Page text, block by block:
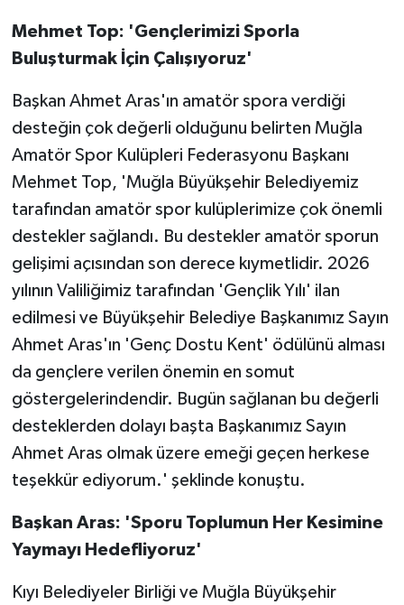
Mehmet Top: 'Gençlerimizi Sporla
Buluşturmak İçin Çalışıyoruz'
Başkan Ahmet Aras'ın amatör spora verdiği
desteğin çok değerli olduğunu belirten Muğla
Amatör Spor Kulüpleri Federasyonu Başkanı
Mehmet Top, 'Muğla Büyükşehir Belediyemiz
tarafından amatör spor kulüplerimize çok önemli
destekler sağlandı. Bu destekler amatör sporun
gelişimi açısından son derece kıymetlidir. 2026
yılının Valiliğimiz tarafından 'Gençlik Yılı' ilan
edilmesi ve Büyükşehir Belediye Başkanımız Sayın
Ahmet Aras'ın 'Genç Dostu Kent' ödülünü alması
da gençlere verilen önemin en somut
göstergelerindendir. Bugün sağlanan bu değerli
desteklerden dolayı başta Başkanımız Sayın
Ahmet Aras olmak üzere emeği geçen herkese
teşekkür ediyorum.' şeklinde konuştu.
Başkan Aras: 'Sporu Toplumun Her Kesimine
Yaymayı Hedefliyoruz'
Kıyı Belediyeler Birliği ve Muğla Büyükşehir